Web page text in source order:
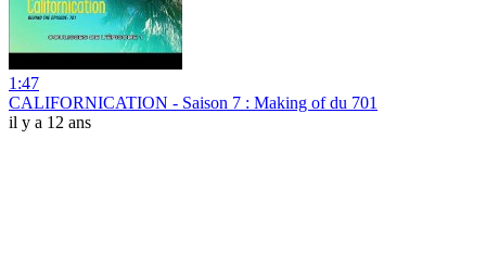
1:47
CALIFORNICATION - Saison 7 : Making of du 701
il y a 12 ans